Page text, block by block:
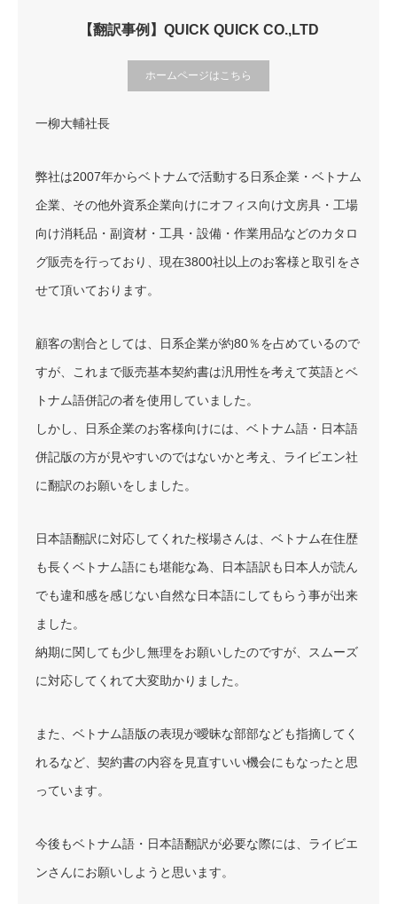
【翻訳事例】QUICK QUICK CO.,LTD
ホームページはこちら
一柳大輔社長
弊社は2007年からベトナムで活動する日系企業・ベトナム
企業、その他外資系企業向けにオフィス向け文房具・工場
向け消耗品・副資材・工具・設備・作業用品などのカタロ
グ販売を行っており、現在3800社以上のお客様と取引をさ
せて頂いております。
顧客の割合としては、日系企業が約80％を占めているので
すが、これまで販売基本契約書は汎用性を考えて英語とベ
トナム語併記の者を使用していました。
しかし、日系企業のお客様向けには、ベトナム語・日本語
併記版の方が見やすいのではないかと考え、ライビエン社
に翻訳のお願いをしました。
日本語翻訳に対応してくれた桜場さんは、ベトナム在住歴
も長くベトナム語にも堪能な為、日本語訳も日本人が読ん
でも違和感を感じない自然な日本語にしてもらう事が出来
ました。
納期に関しても少し無理をお願いしたのですが、スムーズ
に対応してくれて大変助かりました。
また、ベトナム語版の表現が曖昧な部部なども指摘してく
れるなど、契約書の内容を見直すいい機会にもなったと思
っています。
今後もベトナム語・日本語翻訳が必要な際には、ライビエ
ンさんにお願いしようと思います。